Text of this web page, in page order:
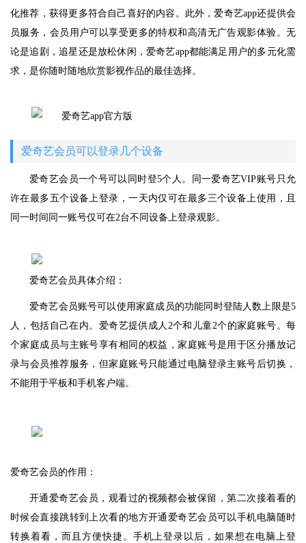
化推荐，获得更多符合自己喜好的内容。此外，爱奇艺app还提供会
员服务，会员用户可以享受更多的特权和高清无广告观影体验。无
论是追剧，追星还是放松休闲，爱奇艺app都能满足用户的多元化需
求，是你随时随地欣赏影视作品的最佳选择。
爱奇艺会员可以登录几个设备
爱奇艺会员一个号可以同时登5个人。同一爱奇艺VIP账号只允
许在最多五个设备上登录，一天内仅可在最多三个设备上使用，且
同一时间同一账号仅可在2台不同设备上登录观影。
爱奇艺会员具体介绍：
爱奇艺会员账号可以使用家庭成员的功能同时登陆人数上限是5
人，包括自己在内。爱奇艺提供成人2个和儿童2个的家庭账号。每
个家庭成员与主账号享有相同的权益，家庭账号是用于区分播放记
录与会员推荐服务，但家庭账号只能通过电脑登录主账号后切换，
不能用于平板和手机客户端。
爱奇艺会员的作用：
开通爱奇艺会员，观看过的视频都会被保留，第二次接着看的
时候会直接跳转到上次看的地方开通爱奇艺会员可以手机电脑随时
转换着看，而且方便快捷。手机上登录以后，如果想在电脑上登